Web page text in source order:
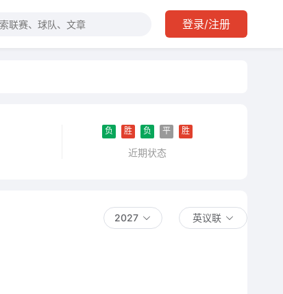
登录/注册
负 胜 负 平 胜
近期状态
2027 英议联